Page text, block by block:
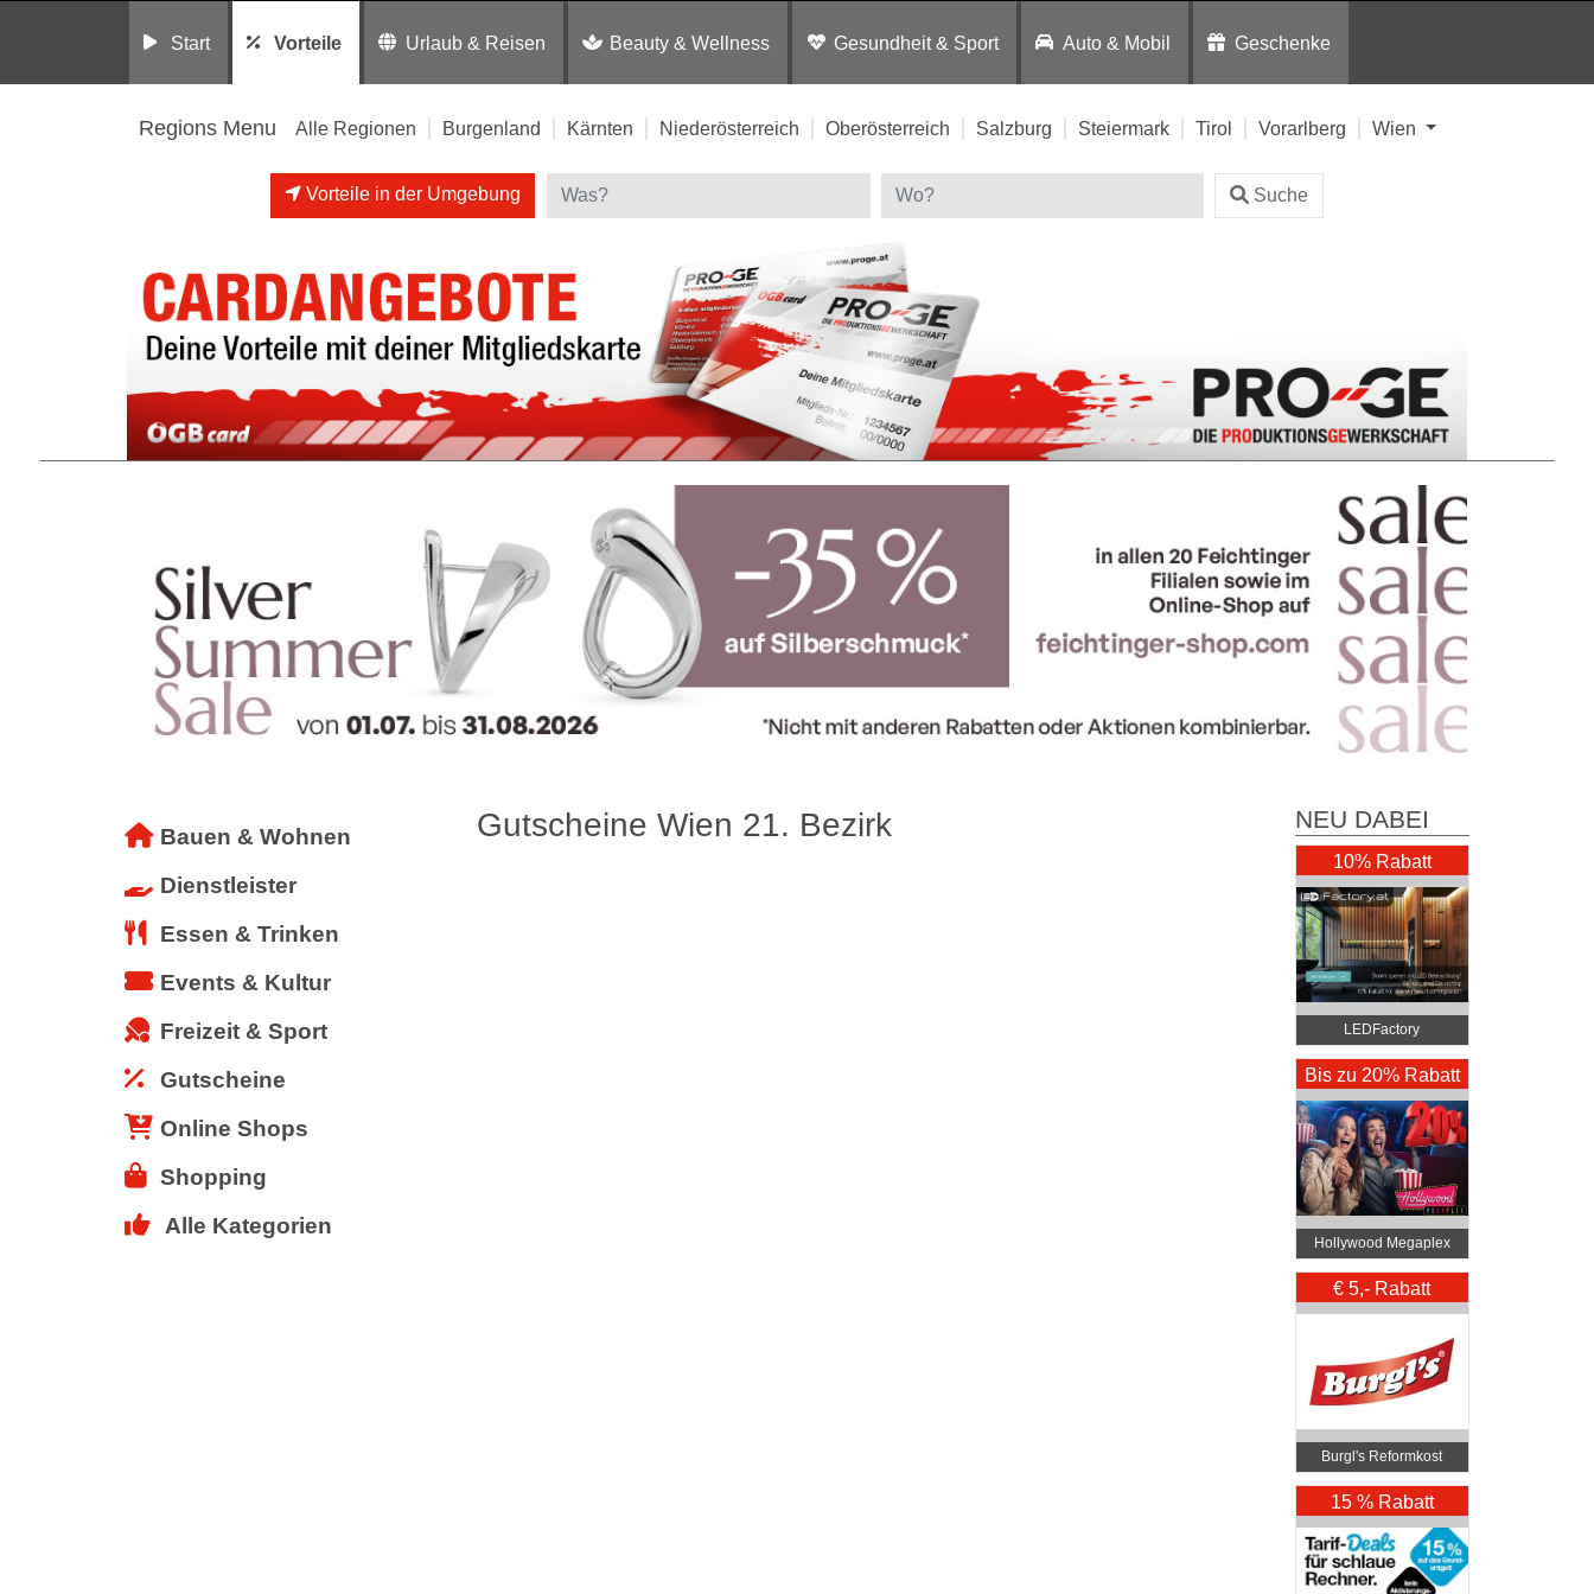
Start Vorteile Urlaub & Reisen Beauty & Wellness Gesundheit & Sport Auto & Mobil Geschenke
Regions Menu Alle Regionen Burgenland Kärnten Niederösterreich Oberösterreich Salzburg Steiermark Tirol Vorarlberg Wien
Vorteile in der Umgebung Suche
Bauen & Wohnen
Dienstleister
Essen & Trinken
Events & Kultur
Freizeit & Sport
Gutscheine
Online Shops
Shopping
Alle Kategorien
Gutscheine Wien 21. Bezirk NEU DABEI
10% Rabatt
LEDFactory
Bis zu 20% Rabatt
Hollywood Megaplex
Kinos – Alle Standorte
€ 5,- Rabatt
Burgl's Reformkost
15 % Rabatt